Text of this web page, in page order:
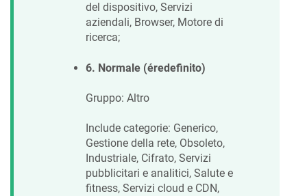
del dispositivo, Servizi
aziendali, Browser, Motore di
ricerca;
6. Normale (éredefinito)
Gruppo: Altro
Include categorie: Generico,
Gestione della rete, Obsoleto,
Industriale, Cifrato, Servizi
pubblicitari e analitici, Salute e
fitness, Servizi cloud e CDN,